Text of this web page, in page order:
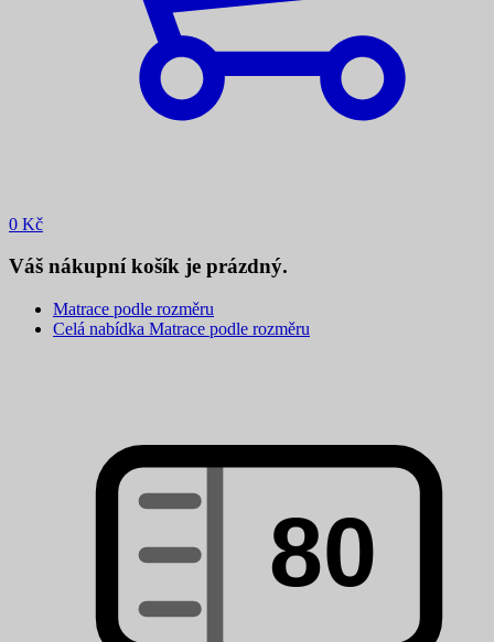
0 Kč
Váš nákupní košík je prázdný.
Matrace podle rozměru
Celá nabídka Matrace podle rozměru